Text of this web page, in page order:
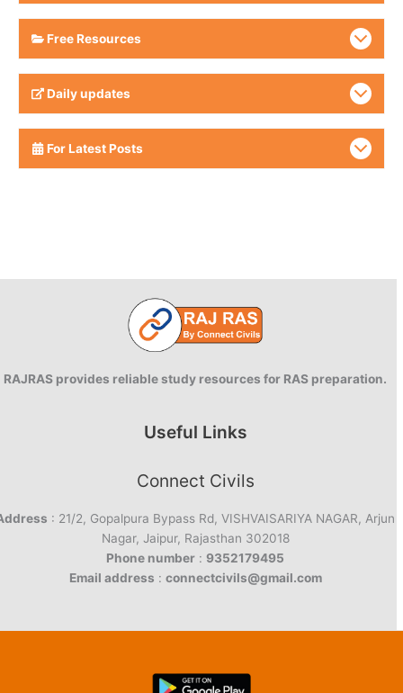
Free Resources
Daily updates
For Latest Posts
RAJRAS provides reliable study resources for RAS preparation.
Useful Links
Connect Civils
: 21/2, Gopalpura Bypass Rd, VISHVAISARIYA NAGAR, Arjun
Nagar, Jaipur, Rajasthan 302018
Phone number : 9352179495
Email address : connectcivils@gmail.com